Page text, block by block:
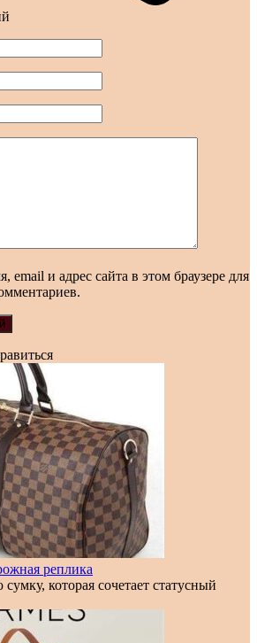
email и адрес сайта в этом браузере для
реплика
которая сочетает статусный